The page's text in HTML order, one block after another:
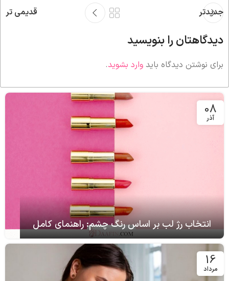
جدیدتر قدیمی تر
دیدگاهتان را بنویسید
برای نوشتن دیدگاه باید وارد بشوید.
08
آذر
انتخاب رژ لب بر اساس رنگ چشم: راهنمای کامل
16
مرداد